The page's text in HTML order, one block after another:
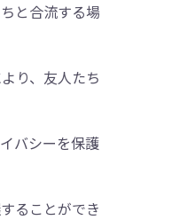
と合流する場
り、友人たち
バシーを保護
ることができ